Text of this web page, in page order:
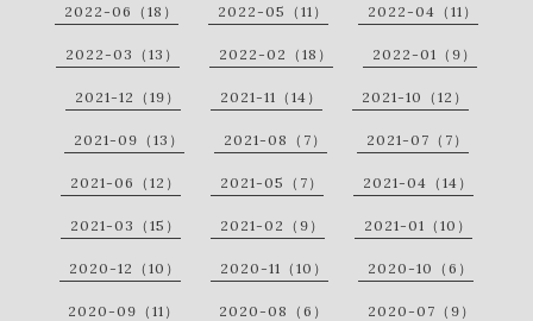
2022-06（18） 2022-05（11） 2022-04（11）
2022-03（13） 2022-02（18） 2022-01（9）
2021-12（19） 2021-11（14） 2021-10（12）
2021-09（13） 2021-08（7） 2021-07（7）
2021-06（12） 2021-05（7） 2021-04（14）
2021-03（15） 2021-02（9） 2021-01（10）
2020-12（10） 2020-11（10） 2020-10（6）
2020-09（11） 2020-08（6） 2020-07（9）